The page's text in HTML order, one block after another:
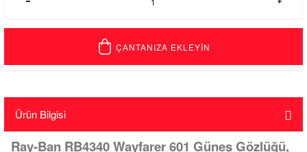
ÇANTANIZA EKLEYİN
Ürün Bilgisi
Ray-Ban RB4340 Wayfarer 601 Güneş Gözlüğü,